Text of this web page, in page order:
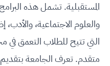
المستقبلية. تشمل هذه
والعلوم الاجتماعية،
التي تتيح للطلاب التعمق
متقدم. تعرف الجامعة بتقديم